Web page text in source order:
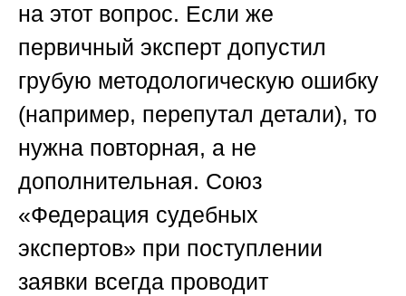
на этот вопрос. Если же
первичный эксперт допустил
грубую методологическую ошибку
(например, перепутал детали), то
нужна повторная, а не
дополнительная. Союз
«Федерация судебных
экспертов» при поступлении
заявки всегда проводит